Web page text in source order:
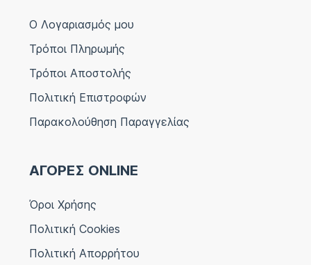
Ο Λογαριασμός μου
Τρόποι Πληρωμής
Τρόποι Αποστολής
Πολιτική Επιστροφών
Παρακολούθηση Παραγγελίας
ΑΓΟΡΕΣ ONLINE
Όροι Χρήσης
Πολιτική Cookies
Πολιτική Απορρήτου